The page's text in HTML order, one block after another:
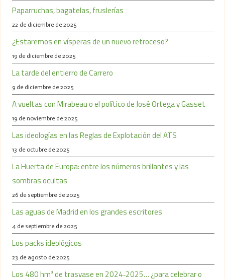
Paparruchas, bagatelas, fruslerías
22 de diciembre de 2025
¿Estaremos en vísperas de un nuevo retroceso?
19 de diciembre de 2025
La tarde del entierro de Carrero
9 de diciembre de 2025
A vueltas con Mirabeau o el político de José Ortega y Gasset
19 de noviembre de 2025
Las ideologías en las Reglas de Explotación del ATS
13 de octubre de 2025
La Huerta de Europa: entre los números brillantes y las
sombras ocultas
26 de septiembre de 2025
Las aguas de Madrid en los grandes escritores
4 de septiembre de 2025
Los packs ideológicos
23 de agosto de 2025
Los 480 hm³ de trasvase en 2024‑2025… ¿para celebrar o